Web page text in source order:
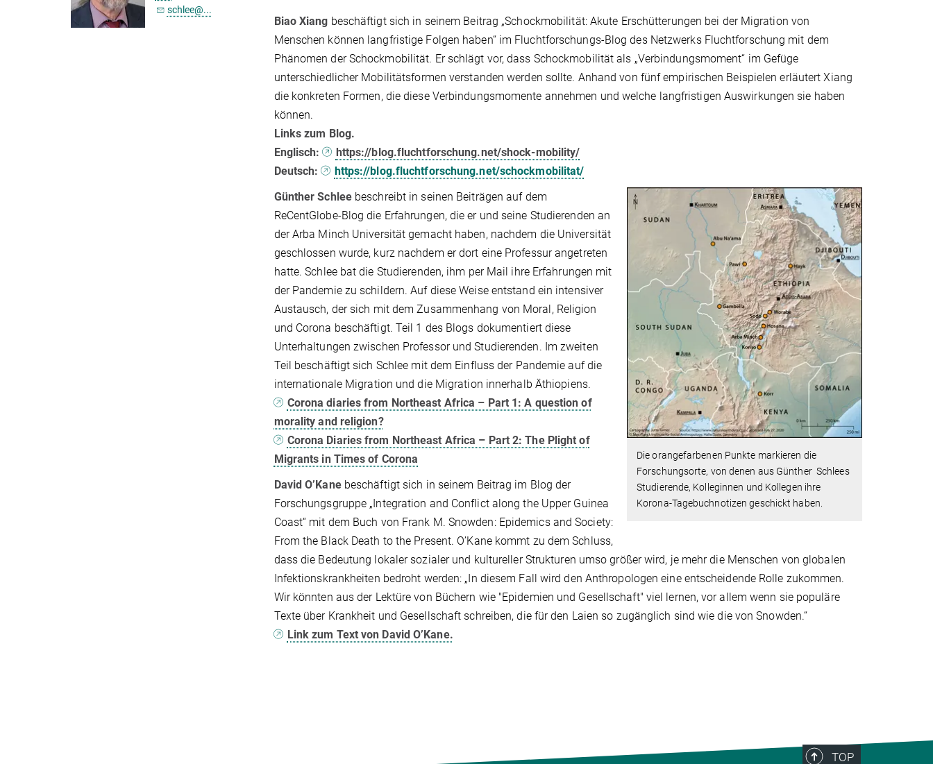
Biao Xiang beschäftigt sich in seinem Beitrag „Schockmobilität: Akute Erschütterungen bei der Migration von
Menschen können langfristige Folgen haben“ im Fluchtforschungs-Blog des Netzwerks Fluchtforschung mit dem
Phänomen der Schockmobilität. Er schlägt vor, dass Schockmobilität als „Verbindungsmoment“ im Gefüge
unterschiedlicher Mobilitätsformen verstanden werden sollte. Anhand von fünf empirischen Beispielen erläutert Xiang
die konkreten Formen, die diese Verbindungsmomente annehmen und welche langfristigen Auswirkungen sie haben
können.
Links zum Blog.
Englisch:
https://blog.fluchtforschung.net/shock-mobility/
Deutsch:
https://blog.fluchtforschung.net/schockmobilitat/
Die orangefarbenen Punkte markieren die
Forschungsorte, von denen aus Günther Schlees
Studierende, Kolleginnen und Kollegen ihre
Korona-Tagebuchnotizen geschickt haben.
Günther Schleebeschreibt in seinen Beiträgen auf dem
ReCentGlobe-Blog die Erfahrungen, die er und seine Studierenden an
der Arba Minch Universität gemacht haben, nachdem die Universität
geschlossen wurde, kurz nachdem er dort eine Professur angetreten
hatte. Schlee bat die Studierenden, ihm per Mail ihre Erfahrungen mit
der Pandemie zu schildern. Auf diese Weise entstand ein intensiver
Austausch, der sich mit dem Zusammenhang von Moral, Religion
und Corona beschäftigt. Teil 1 des Blogs dokumentiert diese
Unterhaltungen zwischen Professor und Studierenden. Im zweiten
Teil beschäftigt sich Schlee mit dem Einfluss der Pandemie auf die
internationale Migration und die Migration innerhalb Äthiopiens.
Corona diaries from Northeast Africa – Part 1: A question of
morality and religion?
Corona Diaries from Northeast Africa – Part 2: The Plight of
Migrants in Times of Corona
David O’Kanebeschäftigt sich in seinem Beitrag im Blog der
Forschungsgruppe „Integration and Conflict along the Upper Guinea
Coast“ mit dem Buch von Frank M. Snowden: Epidemics and Society:
From the Black Death to the Present. O’Kane kommt zu dem Schluss,
dass die Bedeutung lokaler sozialer und kultureller Strukturen umso größer wird, je mehr die Menschen von globalen
Infektionskrankheiten bedroht werden: „In diesem Fall wird den Anthropologen eine entscheidende Rolle zukommen.
Wir könnten aus der Lektüre von Büchern wie "Epidemien und Gesellschaft" viel lernen, vor allem wenn sie populäre
Texte über Krankheit und Gesellschaft schreiben, die für den Laien so zugänglich sind wie die von Snowden.“
Link zum Text von David O’Kane.
schlee@...
TOP